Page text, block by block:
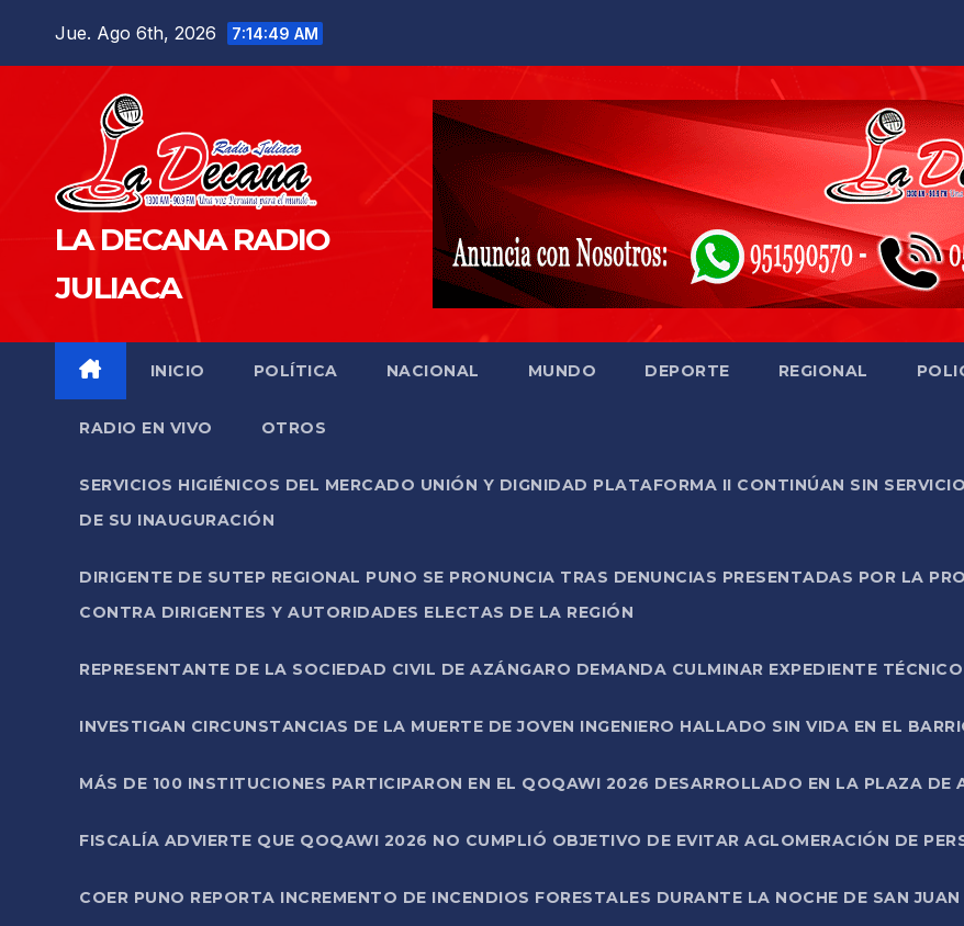
Jue. Ago 6th, 2026 7:14:50 AM
LA DECANA RADIO
JULIACA
INICIO POLÍTICA NACIONAL MUNDO DEPORTE REGIONAL
RADIO EN VIVO OTROS
SERVICIOS HIGIÉNICOS DEL MERCADO UNIÓN Y DIGNIDAD PLATAFORMA II CONTINÚAN SIN
DE SU INAUGURACIÓN
DIRIGENTE DE SUTEP REGIONAL PUNO SE PRONUNCIA TRAS DENUNCIAS PRESENTADAS POR LA
CONTRA DIRIGENTES Y AUTORIDADES ELECTAS DE LA REGIÓN
REPRESENTANTE DE LA SOCIEDAD CIVIL DE AZÁNGARO DEMANDA CULMINAR EXPEDIENTE
INVESTIGAN CIRCUNSTANCIAS DE LA MUERTE DE JOVEN INGENIERO HALLADO SIN VIDA EN EL
MÁS DE 100 INSTITUCIONES PARTICIPARON EN EL QOQAWI 2026 DESARROLLADO EN LA PLAZA DE
FISCALÍA ADVIERTE QUE QOQAWI 2026 NO CUMPLIÓ OBJETIVO DE EVITAR AGLOMERACIÓN DE
COER PUNO REPORTA INCREMENTO DE INCENDIOS FORESTALES DURANTE LA NOCHE DE SAN JUAN